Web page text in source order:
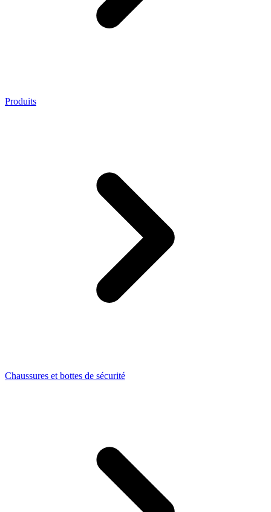
Produits
Chaussures et bottes de sécurité